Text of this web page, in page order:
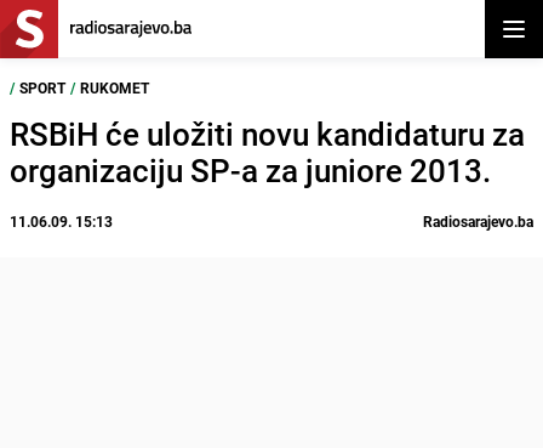
/ SPORT / RUKOMET
RSBiH će uložiti novu kandidaturu za
organizaciju SP-a za juniore 2013.
11.06.09. 15:13 Radiosarajevo.ba